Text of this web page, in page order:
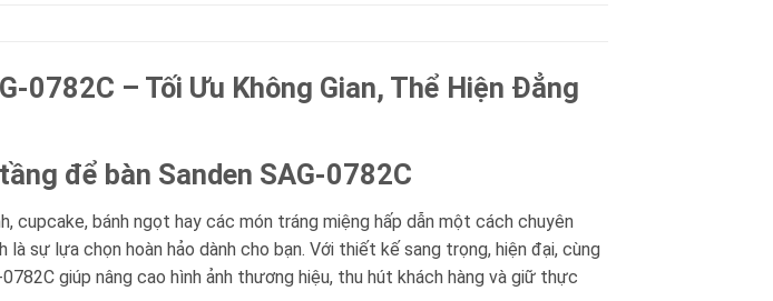
0782C – Tối Ưu Không Gian, Thể Hiện Đẳng
để bàn Sanden SAG-0782C
bánh ngọt hay các món tráng miệng hấp dẫn một cách chuyên
là sự lựa chọn hoàn hảo dành cho bạn. Với thiết kế sang trọng, hiện đại, cùng
giúp nâng cao hình ảnh thương hiệu, thu hút khách hàng và giữ thực